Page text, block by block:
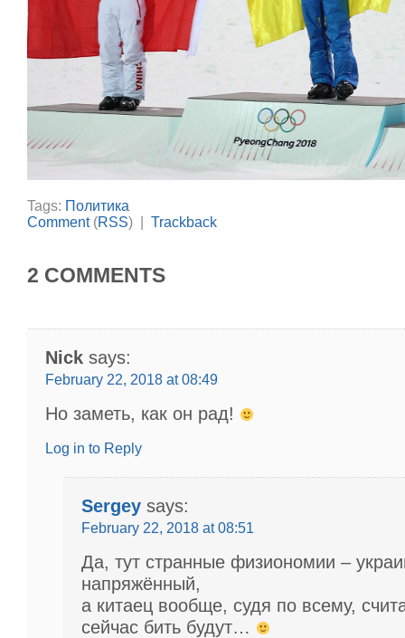
Tags: Политика
Comment(RSS) | Trackback
2 COMMENTS
Nick says:
February 22, 2018 at 08:49
Но заметь, как он рад!
Log in to Reply
Sergey says:
February 22, 2018 at 08:51
Да, тут странные физиономии –
напряжённый,
а китаец вообще, судя по всему,
сейчас бить будут…